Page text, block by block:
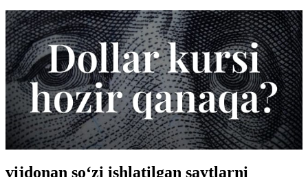
vijdonan so‘zi ishlatilgan saytlarni